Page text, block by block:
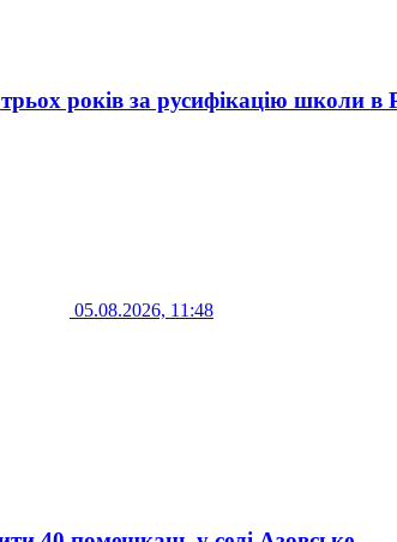
років за русифікацію школи в
05.08.2026, 11:48